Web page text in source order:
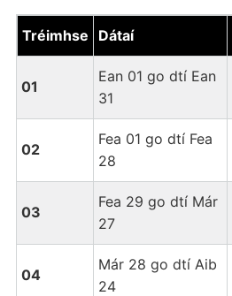
Tréimhse Dátaí
01
Ean 01 go dtí Ean
31
02
Fea 01 go dtí Fea
28
03
Fea 29 go dtí Már
27
04
Már 28 go dtí Aib
24